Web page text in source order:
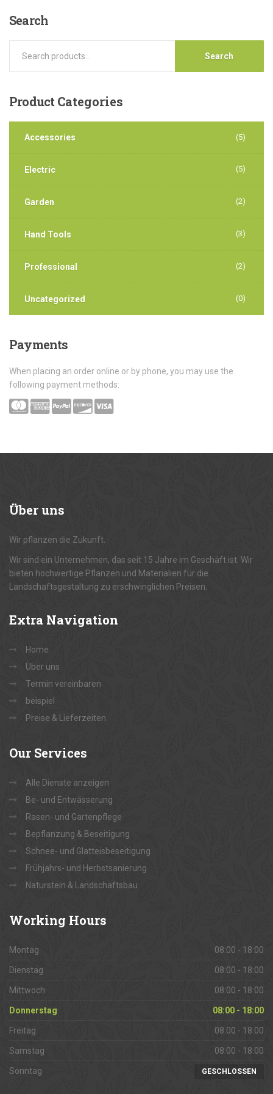
Search
Search
Product Categories
Accessories (5)
Electric (5)
Garden (2)
Hand Tools (3)
Professional (2)
Uncategorized (0)
Payments
When placing an order online or by phone, you may use the
following payment methods:
Überuns
Wir pflanzen die Zukunft.
Wir sind ein Unternehmen, das seit 15 Jahre im Geschäft ist. Wir
bieten hochwertige Pflanzen und Materialien für die
Landschaftsgestaltung zu erschwinglichen Preisen.
Extra Navigation
Home
Über uns
Termin vereinbaren
beispiel
Preise & Lieferzeiten
Our Services
Alle Dienste anzeigen
Be- und Entwässerung
Rasen- und Gartenpflege
Bepflanzung & Beseitigung
Schnee- und Glatteisbeseitigung
Frühjahrs- und Herbstsanierung
Naturstein & Landschaftsbau
Working Hours
Montag 08:00 - 18:00
Dienstag 08:00 - 18:00
Mittwoch 08:00 - 18:00
Donnerstag 08:00 - 18:00
Freitag 08:00 - 18:00
Samstag 08:00 - 18:00
Sonntag GESCHLOSSEN